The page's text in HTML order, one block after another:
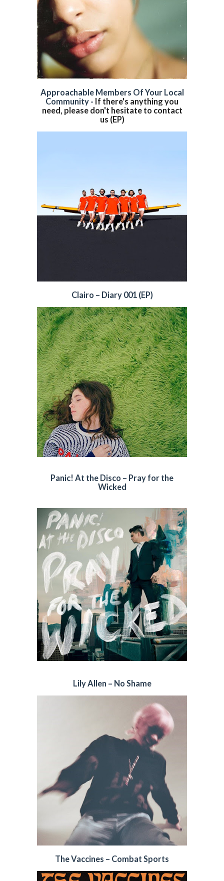
Approachable Members Of Your Local
Community - If there's anything you
need, please don't hesitate to contact
us (EP)
Clairo – Diary 001 (EP)
Panic! At the Disco – Pray for the
Wicked
Lily Allen – No Shame
The Vaccines – Combat Sports